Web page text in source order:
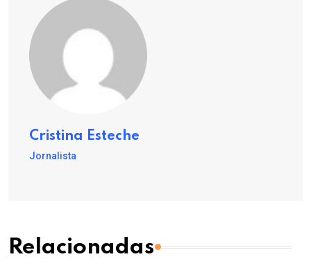
Cristina Esteche
Jornalista
Relacionadas